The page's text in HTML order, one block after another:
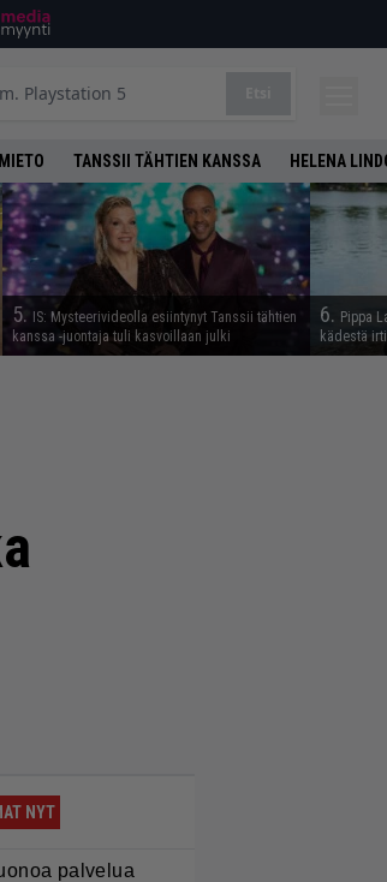
TANSSII TÄHTIEN KANSSA HELENA
5.
IS: Mysteerivideolla esiintynyt Tanssii tähtien
kanssa -juontaja tuli kasvoillaan julki
6. Pippa
kädestä
NYT
palvelua